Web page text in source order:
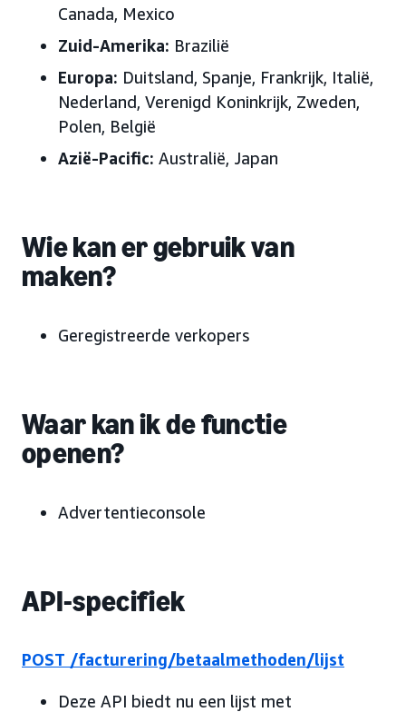
Canada, Mexico
Zuid-Amerika: Brazilië
Europa: Duitsland, Spanje, Frankrijk, Italië,
Nederland, Verenigd Koninkrijk, Zweden,
Polen, België
Azië-Pacific: Australië, Japan
Wie kan er gebruik van
maken?
Geregistreerde verkopers
Waar kan ik de functie
openen?
Advertentieconsole
API-specifiek
POST /facturering/betaalmethoden/lijst
Deze API biedt nu een lijst met